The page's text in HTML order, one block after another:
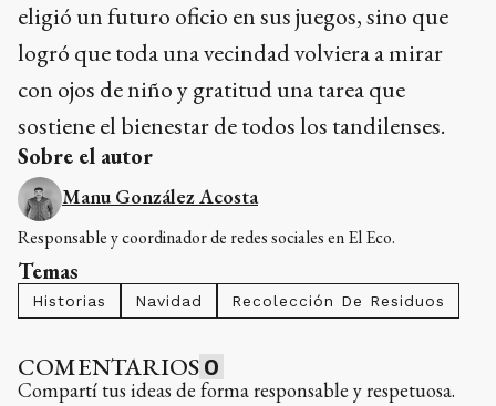
eligió un futuro oficio en sus juegos, sino que
logró que toda una vecindad volviera a mirar
con ojos de niño y gratitud una tarea que
sostiene el bienestar de todos los tandilenses.
Sobre el autor
Manu González Acosta
Responsable y coordinador de redes sociales en El Eco.
Temas
Historias Navidad Recolección De Residuos
COMENTARIOS 0
Compartí tus ideas de forma responsable y respetuosa.